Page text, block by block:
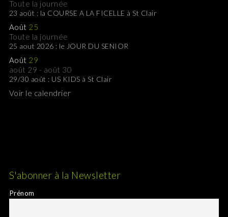
Toute la journée
23 août : la COURSE A LA FICELLE à St Clair
Août 25
Toute la journée
25 aout 2026 : le JOUR DU SENIOR
Août 29
août 29 - août 30
29/30 août : US KIDS à St Clair
Voir le calendrier
S'abonner à la Newsletter
Prénom